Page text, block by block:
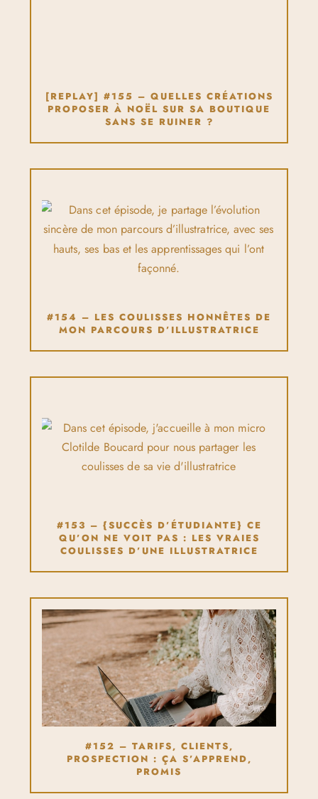
[REPLAY] #155 – QUELLES CRÉATIONS
PROPOSER À NOËL SUR SA BOUTIQUE
SANS SE RUINER ?
#154 – LES COULISSES HONNÊTES DE
MON PARCOURS D’ILLUSTRATRICE
#153 – {SUCCÈS D’ÉTUDIANTE} CE
QU’ON NE VOIT PAS : LES VRAIES
COULISSES D’UNE ILLUSTRATRICE
#152 – TARIFS, CLIENTS,
PROSPECTION : ÇA S’APPREND,
PROMIS